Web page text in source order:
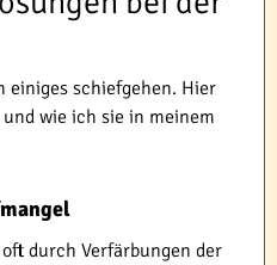
einiges schiefgehen. Hier
wie ich sie in meinem
durch Verfärbungen der